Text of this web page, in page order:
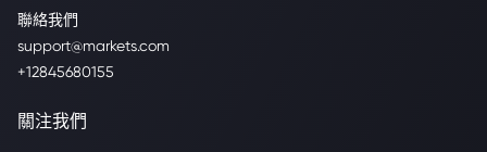
聯絡我們
support@markets.com
+12845680155
關注我們